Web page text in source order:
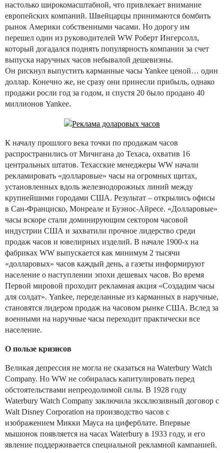
настолько широкомасштабной, что привлекает внимание
европейских компаний. Швейцарцы принимаются бомбить
рынок Америки собственными часами. Но дорогу им
перешел один из руководителей WW Роберт Ингерсолл,
который догадался поднять популярность компании за счет
выпуска наручных часов небывалой дешевизны.
Он рискнул выпустить карманные часы Yankee ценой… один
доллар. Конечно же, не сразу они принесли прибыль, однако
продажи росли год за годом, и спустя 20 было продано 40
миллионов Yankee.
К началу прошлого века точки по продажам часов
распространились от Мичигана до Техаса, охватив 16
центральных штатов. Техасские менеджеры WW начали
рекламировать «долларовые» часы на огромных щитах,
установленных вдоль железнодорожных линий между
крупнейшими городами США. Результат – открылись офисы
в Сан-Франциско, Монреале и Буэнос-Айресе. «Долларовые»
часы вскоре стали доминирующим сектором часовой
индустрии США и захватили прочное лидерство среди
продаж часов и ювелирных изделий. В начале 1900-х на
фабриках WW выпускается как минимум 2 тысячи
«долларовых» часов каждый день, а газеты информируют
население о наступлении эпохи дешевых часов. Во время
Первой мировой проходит рекламная акция «Создадим часы
для солдат». Yankee, переделанные из карманных в наручные,
становятся лидером продаж на часовом рынке США. Вслед за
военными на наручные часы переходит практически все
население.
О пользе кризисов
Великая депрессия не могла не сказаться на Waterbury Watch
Company. Но WW не собиралась капитулировать перед
обстоятельствами непреодолимой силы. В 1928 году
Waterbury Watch Company заключила эксклюзивный договор с
Walt Disney Corporation на производство часов с
изображением Микки Мауса на циферблате. Впервые
мышонок появляется на часах Waterbury в 1933 году, и его
явление поддерживается специальной рекламной кампанией.